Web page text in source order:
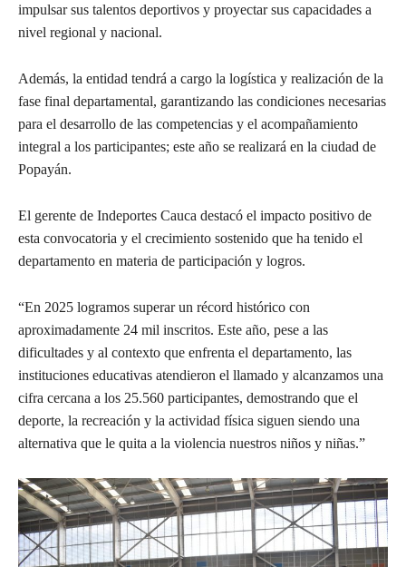
impulsar sus talentos deportivos y proyectar sus capacidades a
nivel regional y nacional.
Además, la entidad tendrá a cargo la logística y realización de la
fase final departamental, garantizando las condiciones necesarias
para el desarrollo de las competencias y el acompañamiento
integral a los participantes; este año se realizará en la ciudad de
Popayán.
El gerente de Indeportes Cauca destacó el impacto positivo de
esta convocatoria y el crecimiento sostenido que ha tenido el
departamento en materia de participación y logros.
“En 2025 logramos superar un récord histórico con
aproximadamente 24 mil inscritos. Este año, pese a las
dificultades y al contexto que enfrenta el departamento, las
instituciones educativas atendieron el llamado y alcanzamos una
cifra cercana a los 25.560 participantes, demostrando que el
deporte, la recreación y la actividad física siguen siendo una
alternativa que le quita a la violencia nuestros niños y niñas.”